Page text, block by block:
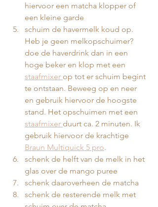
hiervoor een matcha klopper of
een kleine garde
schuim de havermelk koud op.
Heb je geen melkopschuimer?
doe de haverdrink dan in een
hoge beker en klop met een
staafmixer op tot er schuim begint
te ontstaan. Beweeg op en neer
en gebruik hiervoor de hoogste
stand. Het opschuimen met een
staafmixer duurt ca. 2 minuten. Ik
gebruik hiervoor de krachtige
Braun Multiquick 5 pro.
⁠schenk de helft van de melk in het
glas over de mango puree
⁠schenk daaroverheen de matcha
schenk de resterende melk met